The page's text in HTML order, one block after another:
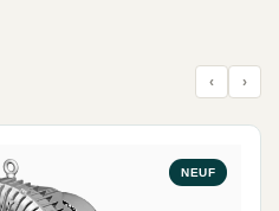
‹ ›
NEUF